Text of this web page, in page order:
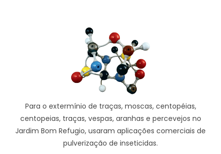
Para o extermínio de traças, moscas, centopéias,
centopeias, traças, vespas, aranhas e percevejos no
Jardim Bom Refugio, usaram aplicações comerciais de
pulverização de inseticidas.